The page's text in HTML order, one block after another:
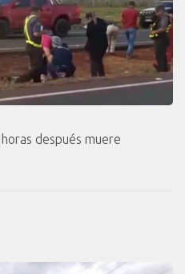
después muere